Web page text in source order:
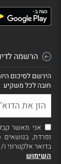
הרשמה
הירשם לסיכום
חובה לכל משקיע
אני מאשר
נפרדת, בנושאים
בדואר אלקטרוני
השימוש